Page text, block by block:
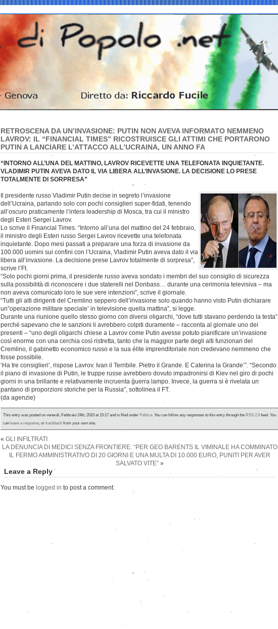
RETROSCENA DA UN’INVASIONE: PUTIN NON AVEVA INFORMATO NEMMENO
LAVROV: IL “FINANCIAL TIMES” RICOSTRUISCE GLI ATTIMI CHE PORTARONO
PUTIN A LANCIARE L’ATTACCO ALL’UCRAINA, UN ANNO FA
“INTORNO ALL’UNA DEL MATTINO, LAVROV RICEVETTE UNA TELEFONATA INQUIETANTE.
VLADIMIR PUTIN AVEVA DATO IL VIA LIBERA ALL’INVASIONE. LA DECISIONE LO PRESE
TOTALMENTE DI SORPRESA”
Il presidente russo Vladimir Putin decise in segreto l’invasione
dell’Ucraina, parlando solo con pochi consiglieri super-fidati, tenendo
all’oscuro praticamente l’intera leadership di Mosca, tra cui il ministro
degli Esteri Sergei Lavrov.
Lo scrive il Financial Times. “Intorno all’una del mattino del 24 febbraio,
il ministro degli Esteri russo Sergei Lavrov ricevette una telefonata
inquietante. Dopo mesi passati a preparare una forza di invasione da
100.000 uomini sui confini con l’Ucraina, Vladimir Putin aveva dato il via
libera all’invasione. La decisione prese Lavrov totalmente di sorpresa”,
scrive l’Ft.
“Solo pochi giorni prima, il presidente russo aveva sondato i membri del suo consiglio di sicurezza
sulla possibilità di riconoscere i due staterelli nel Donbass… durante una cerimonia televisiva – ma
non aveva comunicato loro le sue vere intenzioni”, scrive il giornale.
“Tutti gli alti dirigenti del Cremlino seppero dell’invasione solo quando hanno visto Putin dichiarare
un”operazione militare speciale’ in televisione quella mattina”, si legge.
Durante una riunione quello stesso giorno con diversi oligarchi, “dove tutti stavano perdendo la testa”
perché sapevano che le sanzioni li avrebbero colpiti duramente – racconta al giornale uno dei
presenti – “uno degli oligarchi chiese a Lavrov come Putin avesse potuto pianificare un’invasione
così enorme con una cerchia così ristretta, tanto che la maggior parte degli alti funzionari del
Cremlino, il gabinetto economico russo e la sua élite imprenditoriale non credevano nemmeno che
fosse possibile.
‘Ha tre consiglieri’, rispose Lavrov. Ivan il Terribile. Pietro il Grande. E Caterina la Grande’”. “Secondo
il piano di invasione di Putin, le truppe russe avrebbero dovuto impadronirsi di Kiev nel giro di pochi
giorni in una brillante e relativamente incruenta guerra lampo. Invece, la guerra si è rivelata un
pantano di proporzioni storiche per la Russia”, sottolinea il FT.
(da agenzie)
This entry was posted on venerdì, Febbraio 24th, 2023 at 15:17 and is filed underPolitica. You can follow any responses to this entry through theRSS 2.0feed. You
canleave a response, ortrackbackfrom your own site.
« GLI INFILTRATI
LA DENUNCIA DI MEDICI SENZA FRONTIERE: “PER GEO BARENTS IL VIMINALE HA COMMINATO
IL FERMO AMMINISTRATIVO DI 20 GIORNI E UNA MULTA DI 10.000 EURO, PUNITI PER AVER
SALVATO VITE”»
Leave a Reply
You must be logged in to post a comment.